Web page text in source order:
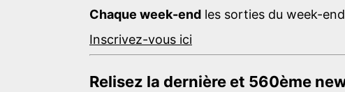
Chaque week-end les sorties du week-
Inscrivez-vous ici
Relisez la dernière et 560ème